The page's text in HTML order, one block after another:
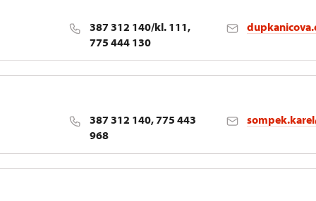
387 312 140/kl. 111,
775 444 130
387 312 140, 775 443
968